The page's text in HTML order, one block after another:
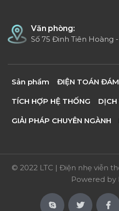
Văn phòng:
Số 75 Đinh Tiên Hoàng
Sản phẩm ĐIỆN TOÁN
TÍCH HỢP HỆ THỐNG DỊCH
GIẢI PHÁP CHUYÊN NGÀNH
© 2022 LTC | Điện nhẹ viễn
Powered by